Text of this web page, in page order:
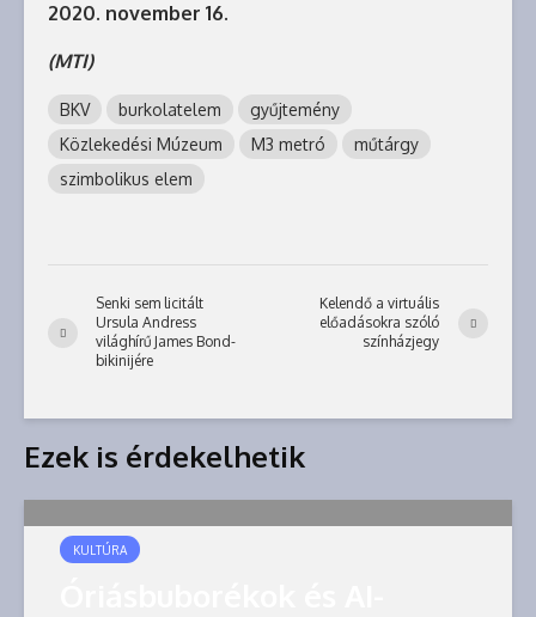
2020. november 16.
(MTI)
BKV burkolatelem
gyűjtemény
Közlekedési Múzeum
M3 metró
műtárgy
szimbolikus elem
Senki sem licitált
Ursula Andress
világhírű James Bond-
bikinijére
Kelendő a virtuális
előadásokra szóló
színházjegy
Ezek is érdekelhetik
KULTÚRA